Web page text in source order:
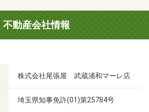
不動産会社情報
株式会社尾張屋 武蔵浦和マーレ店
埼玉県知事免許(01)第25784号